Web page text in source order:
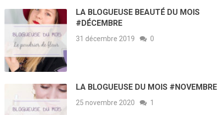
LA BLOGUEUSE BEAUTÉ DU MOIS
#DÉCEMBRE
31 décembre 2019 0
LA BLOGUEUSE DU MOIS #NOVEMBRE
25 novembre 2020 1